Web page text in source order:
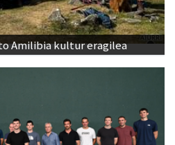
Amilibia kultur eragilea